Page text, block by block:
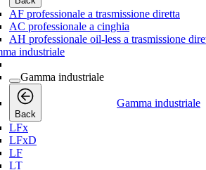
AF professionale a trasmissione diretta
AC professionale a cinghia
AH professionale oil-less a trasmissione
industriale
Gamma industriale
Back
Gamma industriale
LFx
LFxD
LF
LT